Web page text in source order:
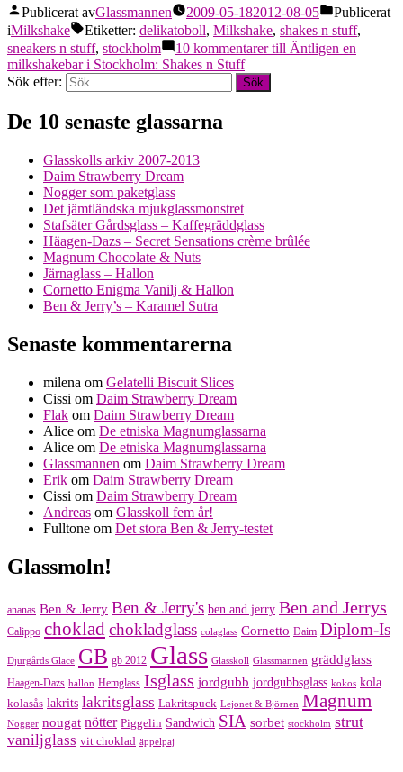
Publicerat avGlassmannen 2009-05-182012-08-05
Publicerat
iMilkshake Etiketter: delikatoboll, Milkshake, shakes n stuff,
sneakers n stuff, stockholm 10 kommentarertill Äntligen en
milkshakebar i Stockholm: Shakes n Stuff
Sök efter:
De 10 senaste glassarna
Glasskolls arkiv 2007-2013
Daim Strawberry Dream
Nogger som paketglass
Det jämtländska mjukglassmonstret
Stafsäter Gårdsglass – Kaffegräddglass
Häagen-Dazs – Secret Sensations crème brûlée
Magnum Chocolate & Nuts
Järnaglass – Hallon
Cornetto Enigma Vanilj & Hallon
Ben & Jerry’s – Karamel Sutra
Senaste kommentarerna
milena om Gelatelli Biscuit Slices
Cissi om Daim Strawberry Dream
Flak om Daim Strawberry Dream
Alice om De etniska Magnumglassarna
Alice om De etniska Magnumglassarna
Glassmannen om Daim Strawberry Dream
Erik om Daim Strawberry Dream
Cissi om Daim Strawberry Dream
Andreas om Glasskoll fem år!
Fulltone om Det stora Ben & Jerry-testet
Glassmoln!
ananas Ben & Jerry Ben & Jerry's ben and jerry Ben and Jerrys
Calippo choklad chokladglass colaglass Cornetto Daim Diplom-Is
Djurgårds Glace GB gb 2012 Glass Glasskoll Glassmannen gräddglass
Haagen-Dazs hallon Hemglass Isglass jordgubb jordgubbsglass kokos kola
kolasås lakrits lakritsglass Lakritspuck Lejonet & Björnen Magnum
Nogger nougat nötter Piggelin Sandwich SIA sorbet stockholm strut
vaniljglass vit choklad äppelpaj